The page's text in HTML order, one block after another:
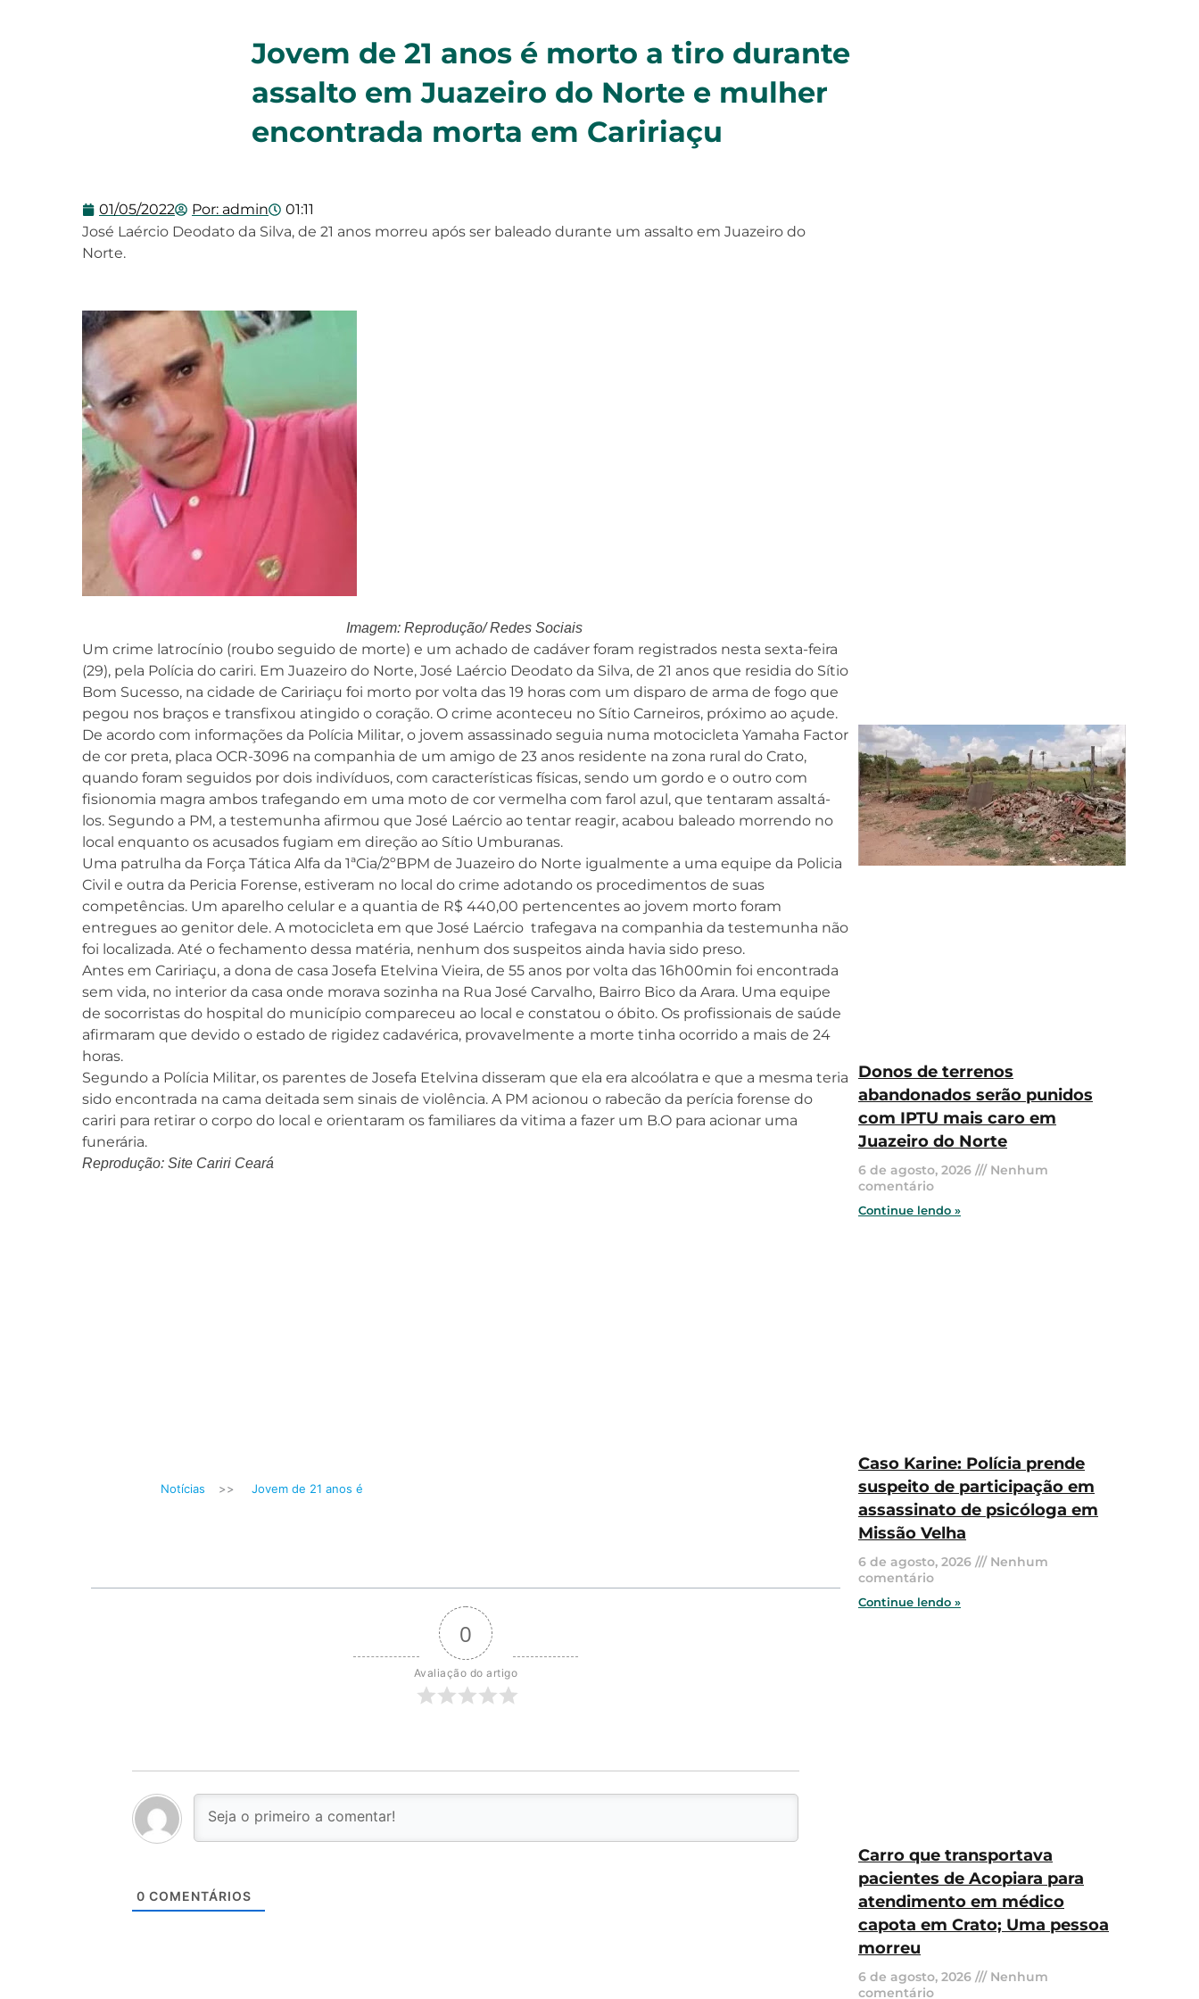
Jovem de 21 anos é morto a tiro durante
assalto em Juazeiro do Norte e mulher
encontrada morta em Caririaçu
01/05/2022 Por: admin
01:11
José Laércio Deodato da Silva, de 21 anos morreu após ser baleado durante um assalto em Juazeiro do
Norte.
Imagem: Reprodução/ Redes Sociais
Um crime latrocínio (roubo seguido de morte) e um achado de cadáver foram registrados nesta sexta-feira
(29), pela Polícia do cariri. Em Juazeiro do Norte, José Laércio Deodato da Silva, de 21 anos que residia do Sítio
Bom Sucesso, na cidade de Caririaçu foi morto por volta das 19 horas com um disparo de arma de fogo que
pegou nos braços e transfixou atingido o coração. O crime aconteceu no Sítio Carneiros, próximo ao açude.
De acordo com informações da Polícia Militar, o jovem assassinado seguia numa motocicleta Yamaha Factor
de cor preta, placa OCR-3096 na companhia de um amigo de 23 anos residente na zona rural do Crato,
quando foram seguidos por dois indivíduos, com características físicas, sendo um gordo e o outro com
fisionomia magra ambos trafegando em uma moto de cor vermelha com farol azul, que tentaram assaltá-
los. Segundo a PM, a testemunha afirmou que José Laércio ao tentar reagir, acabou baleado morrendo no
local enquanto os acusados fugiam em direção ao Sítio Umburanas.
Uma patrulha da Força Tática Alfa da 1ªCia/2ºBPM de Juazeiro do Norte igualmente a uma equipe da Policia
Civil e outra da Pericia Forense, estiveram no local do crime adotando os procedimentos de suas
competências. Um aparelho celular e a quantia de R$ 440,00 pertencentes ao jovem morto foram
entregues ao genitor dele. A motocicleta em que José Laércio trafegava na companhia da testemunha não
foi localizada. Até o fechamento dessa matéria, nenhum dos suspeitos ainda havia sido preso.
Antes em Caririaçu, a dona de casa Josefa Etelvina Vieira, de 55 anos por volta das 16h00min foi encontrada
sem vida, no interior da casa onde morava sozinha na Rua José Carvalho, Bairro Bico da Arara. Uma equipe
de socorristas do hospital do município compareceu ao local e constatou o óbito. Os profissionais de saúde
afirmaram que devido o estado de rigidez cadavérica, provavelmente a morte tinha ocorrido a mais de 24
horas.
Segundo a Polícia Militar, os parentes de Josefa Etelvina disseram que ela era alcoólatra e que a mesma teria
sido encontrada na cama deitada sem sinais de violência. A PM acionou o rabecão da perícia forense do
cariri para retirar o corpo do local e orientaram os familiares da vitima a fazer um B.O para acionar uma
funerária.
Reprodução: Site Cariri Ceará
Notícias >> Jovem de 21 anos é
0
Avaliação do artigo
0 COMENTÁRIOS
Donos de terrenos
abandonados serão punidos
com IPTU mais caro em
Juazeiro do Norte
6 de agosto, 2026
Nenhum
comentário
Continue lendo »
Caso Karine: Polícia prende
suspeito de participação em
assassinato de psicóloga em
Missão Velha
6 de agosto, 2026
Nenhum
comentário
Continue lendo »
Carro que transportava
pacientes de Acopiara para
atendimento em médico
capota em Crato; Uma pessoa
morreu
6 de agosto, 2026
Nenhum
comentário